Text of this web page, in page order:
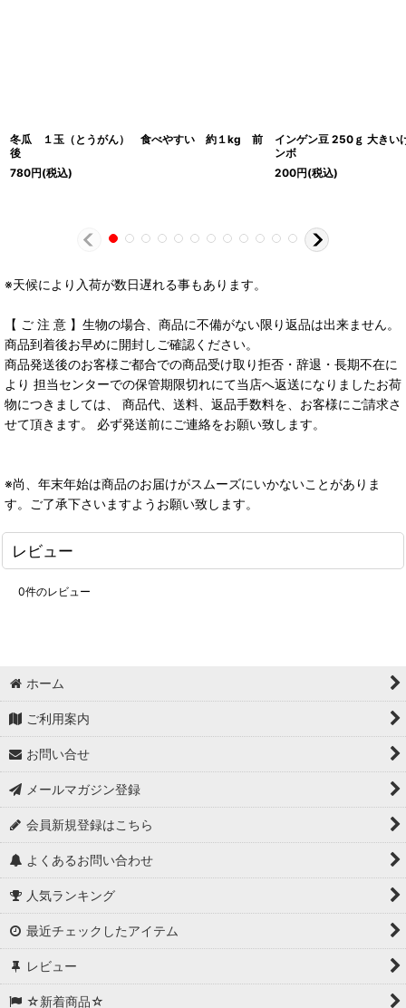
冬瓜 １玉（とうがん） 食べやすい 約１kg 前
後
780円(税込)
インゲン豆 250ｇ 大きい
ンボ
200円(税込)
※天候により入荷が数日遅れる事もあります。
【 ご 注 意 】生物の場合、商品に不備がない限り返品は出来ません。
商品到着後お早めに開封しご確認ください。
商品発送後のお客様ご都合での商品受け取り拒否・辞退・長期不在に
より 担当センターでの保管期限切れにて当店へ返送になりましたお荷
物につきましては、 商品代、送料、返品手数料を、お客様にご請求さ
せて頂きます。 必ず発送前にご連絡をお願い致します。
※尚、年末年始は商品のお届けがスムーズにいかないことがありま
す。ご了承下さいますようお願い致します。
レビュー
0件のレビュー
ホーム
ご利用案内
お問い合せ
メールマガジン登録
会員新規登録はこちら
よくあるお問い合わせ
人気ランキング
最近チェックしたアイテム
レビュー
☆新着商品☆